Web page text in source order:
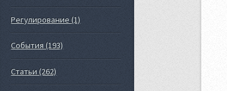
Регулирование (1)
События (193)
Статьи (262)